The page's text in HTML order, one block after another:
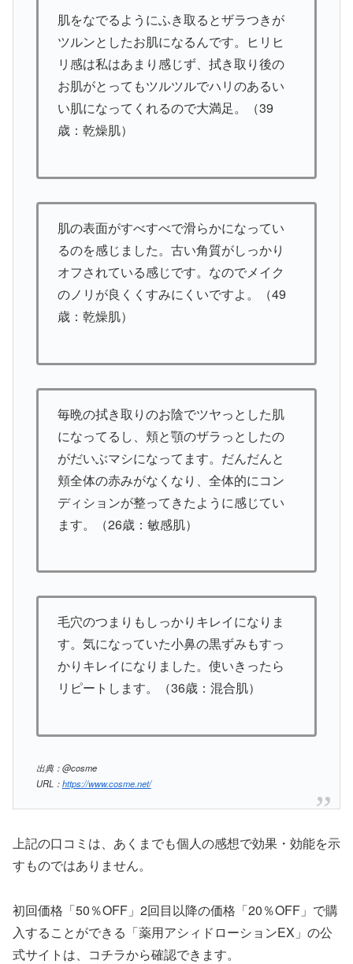
肌をなでるようにふき取るとザラつきが
ツルンとしたお肌になるんです。ヒリヒ
リ感は私はあまり感じず、拭き取り後の
お肌がとってもツルツルでハリのあるい
い肌になってくれるので大満足。（39
歳：乾燥肌）
肌の表面がすべすべで滑らかになってい
るのを感じました。古い角質がしっかり
オフされている感じです。なのでメイク
のノリが良くくすみにくいですよ。（49
歳：乾燥肌）
毎晩の拭き取りのお陰でツヤっとした肌
になってるし、頬と顎のザラっとしたの
がだいぶマシになってます。だんだんと
頬全体の赤みがなくなり、全体的にコン
ディションが整ってきたように感じてい
ます。（26歳：敏感肌）
毛穴のつまりもしっかりキレイになりま
す。気になっていた小鼻の黒ずみもすっ
かりキレイになりました。使いきったら
リピートします。（36歳：混合肌）
出典：@cosme
URL：https://www.cosme.net/
上記の口コミは、あくまでも個人の感想で効果・効能を示
すものではありません。
初回価格「50％OFF」2回目以降の価格「20％OFF」で購
入することができる「薬用アシィドローションEX」の公
式サイトは、コチラから確認できます。